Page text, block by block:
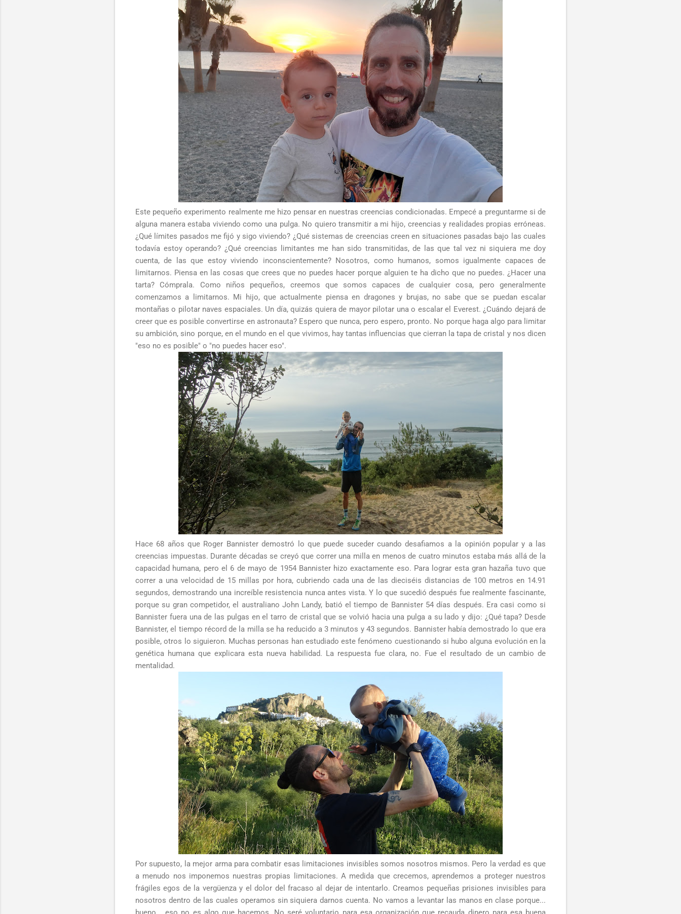
Este pequeño experimento realmente me hizo pensar en nuestras creencias condicionadas. Empecé a preguntarme si de
alguna manera estaba viviendo como una pulga. No quiero transmitir a mi hijo, creencias y realidades propias erróneas.
¿Qué límites pasados me fijó y sigo viviendo? ¿Qué sistemas de creencias creen en situaciones pasadas bajo las cuales
todavía estoy operando? ¿Qué creencias limitantes me han sido transmitidas, de las que tal vez ni siquiera me doy
cuenta, de las que estoy viviendo inconscientemente? Nosotros, como humanos, somos igualmente capaces de
limitarnos. Piensa en las cosas que crees que no puedes hacer porque alguien te ha dicho que no puedes. ¿Hacer una
tarta? Cómprala. Como niños pequeños, creemos que somos capaces de cualquier cosa, pero generalmente
comenzamos a limitarnos. Mi hijo, que actualmente piensa en dragones y brujas, no sabe que se puedan escalar
montañas o pilotar naves espaciales. Un día, quizás quiera de mayor pilotar una o escalar el Everest. ¿Cuándo dejará de
creer que es posible convertirse en astronauta? Espero que nunca, pero espero, pronto. No porque haga algo para limitar
su ambición, sino porque, en el mundo en el que vivimos, hay tantas influencias que cierran la tapa de cristal y nos dicen
"eso no es posible" o "no puedes hacer eso".
Hace 68 años que Roger Bannister demostró lo que puede suceder cuando desafiamos a la opinión popular y a las
creencias impuestas. Durante décadas se creyó que correr una milla en menos de cuatro minutos estaba más allá de la
capacidad humana, pero el 6 de mayo de 1954 Bannister hizo exactamente eso. Para lograr esta gran hazaña tuvo que
correr a una velocidad de 15 millas por hora, cubriendo cada una de las dieciséis distancias de 100 metros en 14.91
segundos, demostrando una increíble resistencia nunca antes vista. Y lo que sucedió después fue realmente fascinante,
porque su gran competidor, el australiano John Landy, batió el tiempo de Bannister 54 días después. Era casi como si
Bannister fuera una de las pulgas en el tarro de cristal que se volvió hacia una pulga a su lado y dijo: ¿Qué tapa? Desde
Bannister, el tiempo récord de la milla se ha reducido a 3 minutos y 43 segundos. Bannister había demostrado lo que era
posible, otros lo siguieron. Muchas personas han estudiado este fenómeno cuestionando si hubo alguna evolución en la
genética humana que explicara esta nueva habilidad. La respuesta fue clara, no. Fue el resultado de un cambio de
mentalidad.
Por supuesto, la mejor arma para combatir esas limitaciones invisibles somos nosotros mismos. Pero la verdad es que
a menudo nos imponemos nuestras propias limitaciones. A medida que crecemos, aprendemos a proteger nuestros
frágiles egos de la vergüenza y el dolor del fracaso al dejar de intentarlo. Creamos pequeñas prisiones invisibles para
nosotros dentro de las cuales operamos sin siquiera darnos cuenta. No vamos a levantar las manos en clase porque...